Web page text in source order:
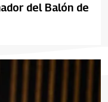
del Balón de